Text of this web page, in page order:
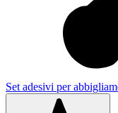
Set adesivi per